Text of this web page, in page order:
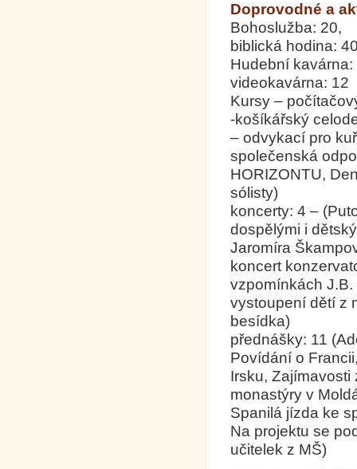
Doprovodné a
Bohoslužba: 20,
biblická hodina:
Hudební kavárna:
videokavárna: 12
Kursy –
-košíkářský
– odvykací pro
společenská
HORIZONTU,
sólisty)
koncerty: 4 –
dospělými i
Jaromíra
koncert
vzpomínkách J.B.
vystoupení dětí z
besídka)
přednášky: 11
Povídání o
Irsku, Zajímavosti
monastýry v
Spanilá jízda ke
Na projektu se
učitelek z MŠ)